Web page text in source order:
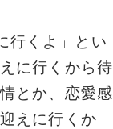
行くよ」とい
に行くから待
とか、恋愛感
えに行くか